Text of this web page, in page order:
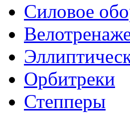
Силовое
Орбитреки
Степперы